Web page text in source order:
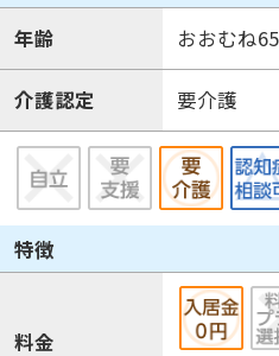
年齢
おおむね
介護認定 要介護
特徴
料金